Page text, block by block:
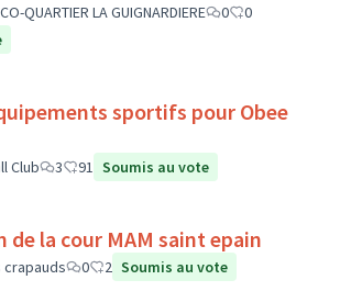
QUARTIER LA GUIGNARDIERE 0
0
sportifs pour Obee
Club 3 91 Soumis au vote
de la cour MAM saint epain
crapauds 0 2 Soumis au vote